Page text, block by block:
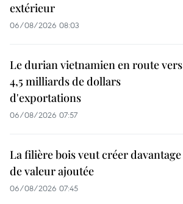
extérieur
06/08/2026 08:03
Le durian vietnamien en route vers
4,5 milliards de dollars
d'exportations
06/08/2026 07:57
La filière bois veut créer davantage
de valeur ajoutée
06/08/2026 07:45